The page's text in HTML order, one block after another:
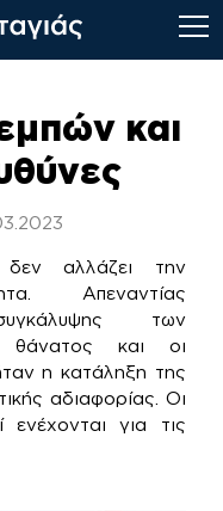
και
αλλάζει την
Απεναντίας
των
θάνατος και οι
η κατάληξη της
αδιαφορίας. Οι
ενέχονται για τις